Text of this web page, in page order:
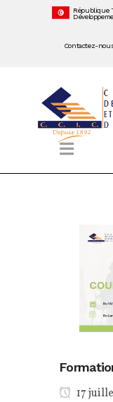
République
Contactez-
17